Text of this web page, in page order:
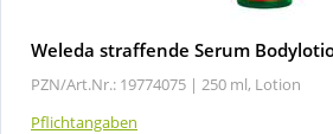
Weleda straffende Serum
PZN/Art.Nr.: 19774075 | 250 ml, Lotion
Pflichtangaben